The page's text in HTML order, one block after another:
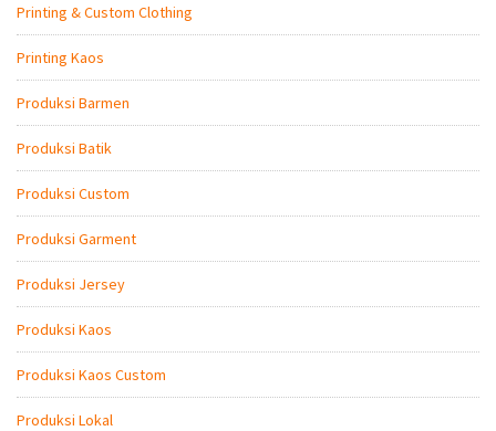
Printing & Custom Clothing
Printing Kaos
Produksi Barmen
Produksi Batik
Produksi Custom
Produksi Garment
Produksi Jersey
Produksi Kaos
Produksi Kaos Custom
Produksi Lokal